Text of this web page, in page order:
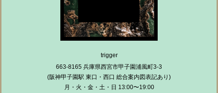
trigger
663-8165 兵庫県西宮市甲子園浦風町3-3
(阪神甲子園駅 東口・西口 総合案内図表記あり)
月・火・金・土・日 13:00〜19:00